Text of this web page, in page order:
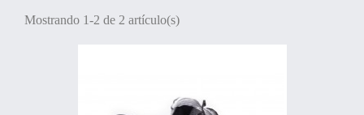
Mostrando 1-2 de 2 artículo(s)